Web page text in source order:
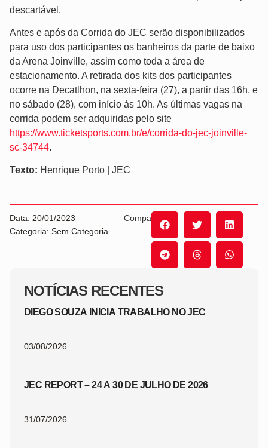
NOTÍCIAS RECENTES
DIEGO SOUZA INICIA TRABALHO NO JEC
03/08/2026
JEC REPORT – 24 A 30 DE JULHO DE 2026
31/07/2026
descartável.
Antes e após da Corrida do JEC serão disponibilizados
para uso dos participantes os banheiros da parte de baixo
da Arena Joinville, assim como toda a área de
estacionamento. A retirada dos kits dos participantes
ocorre na Decatlhon, na sexta-feira (27), a partir das 16h, e
no sábado (28), com início às 10h. As últimas vagas na
corrida podem ser adquiridas pelo site
https://www.ticketsports.com.br/e/corrida-do-jec-joinville-
sc-34744.
Texto: Henrique Porto | JEC
Data: 20/01/2023
Categoria: Sem Categoria
Compartilhe: